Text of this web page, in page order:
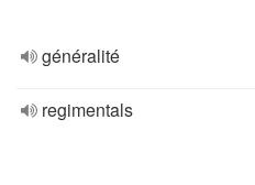
généralité
regimentals